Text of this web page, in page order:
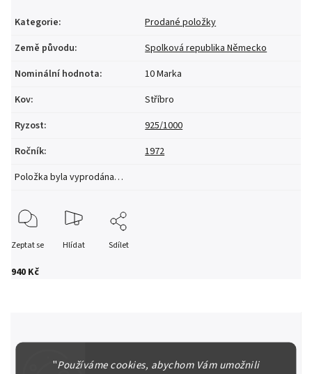
"Používáme cookies, abychom Vám umožnili
940 Kč
Kategorie:
Prodané položky
Země původu:
Spolková republika Německo
Nominální hodnota:
10 Marka
Kov:
Stříbro
Ryzost:
925/1000
Ročník:
1972
Položka byla vyprodána…
Zeptat se Hlídat Sdílet
Špičkové služby za nejlepší ceny